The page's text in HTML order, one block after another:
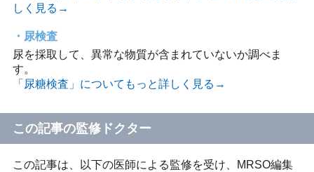
しく見る→
尿検査
尿を採取して、異常な物質が含まれていないか調べま
す。
「尿糖検査」についてもっと詳しく見る→
この記事の監修ドクター
この記事は、以下の医師による監修を受け、MRSO編集